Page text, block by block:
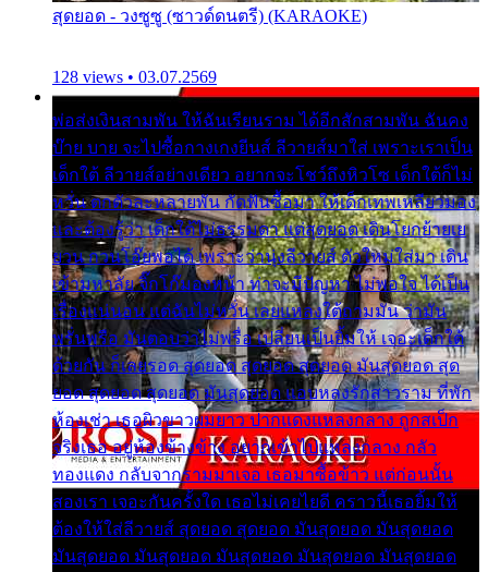
สุดยอด - วงซูซู (ซาวด์ดนตรี) (KARAOKE)
128 views • 03.07.2569
พ่อส่งเงินสามพัน ให้ฉันเรียนราม ได้อีกสักสามพัน ฉันคง
บ๊าย บาย จะไปซื้อกางเกงยีนส์ ลีวายส์มาใส่ เพราะเราเป็น
เด็กใต้ ลีวายส์อย่างเดียว อยากจะโชว์ถึงหิวโซ เด็กใต้ก็ไม่
หวั่น ตกตัวละหลายพัน กัดฟันซื้อมา ให้เด็กเทพเหลียวมอง
และต้องรู้ว่า เด็กใต้ไม่ธรรมดา แต่สุดยอด เดินโยกย้ายเย
ยวน กวนโอ๊ยพอได้ เพราะว่านุ่งลีวายส์ ตัวใหม่ใส่มา เดิน
เข้ามหาลัย จิ๊กโก๊มองหน้า ท่าจะมีปัญหา ไม่พอใจ ได้เป็น
เรื่องแน่นอน แต่ฉันไม่หวั่น เลยแหลงใต้ถามมัน ว่ามัน
พรั่นพรือ มันตอบว่าไม่พรื่อ เปลี่ยนเป็นยิ้มให้ เจอะเด็กใต้
ด้วยกัน ก็เลยรอด สุดยอด สุดยอด สุดยอด มันสุดยอด สุด
ยอด สุดยอด สุดยอด มันสุดยอด แอบหลงรักสาวราม ที่พัก
ห้องเช่า เธอผิวขาวผมยาว ปากแดงแหลงกลาง ถูกสเป็ก
จริงเธอ อยู่ห้องข้างข้าง อยากเข้าไปแหลงกลาง กลัว
ทองแดง กลับจากรามมาเจอ เธอมาซื้อข้าว แต่ก่อนนั้น
สองเรา เจอะกันครั้งใด เธอไม่เคยไยดี คราวนี้เธอยิ้มให้
ต้องให้ใส่ลีวายส์ สุดยอด สุดยอด มันสุดยอด มันสุดยอด
มันสุดยอด มันสุดยอด มันสุดยอด มันสุดยอด มันสุดยอด